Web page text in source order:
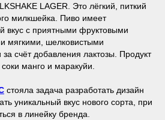
LAGER. Это лёгкий, питкий
милкшейка. Пиво имеет
вкус с приятными фруктовыми
мягкими, шелковистыми
счёт добавления лактозы. Продукт
манго и маракуйи.
стояла задача разработать дизайн
уникальный вкус нового сорта, при
в линейку бренда.